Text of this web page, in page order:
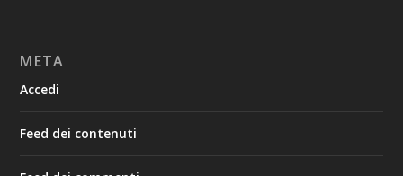
META
Accedi
Feed dei contenuti